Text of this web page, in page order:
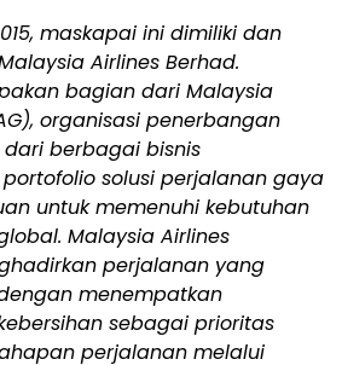
maskapai ini dimiliki dan
Airlines Berhad.
bagian dari Malaysia
organisasi penerbangan
berbagai bisnis
solusi perjalanan gaya
untuk memenuhi kebutuhan
Malaysia Airlines
perjalanan yang
menempatkan
sebagai prioritas
perjalanan melalui